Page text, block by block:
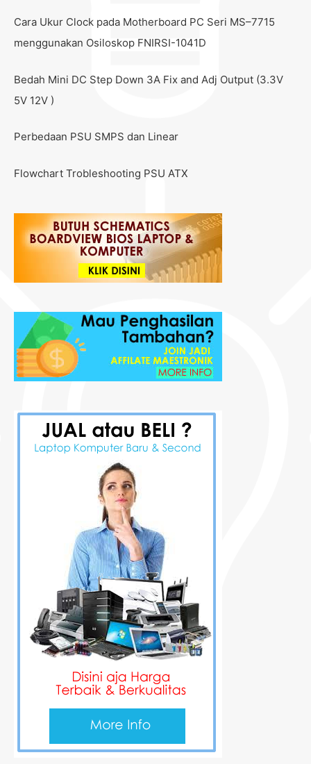
Cara Ukur Clock pada Motherboard PC Seri MS–7715
menggunakan Osiloskop FNIRSI-1041D
Bedah Mini DC Step Down 3A Fix and Adj Output (3.3V
5V 12V )
Perbedaan PSU SMPS dan Linear
Flowchart Trobleshooting PSU ATX